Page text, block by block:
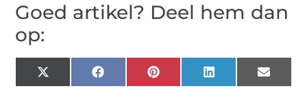
Goed artikel? Deel hem dan
op:
X
(Twitter)
FacebookPinterestLinkedIn Email